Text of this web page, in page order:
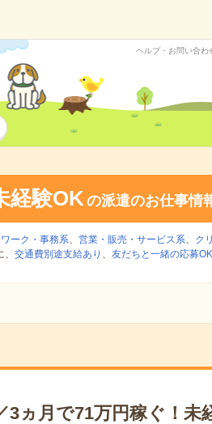
ヘルプ・お問い合わ
経験OKの派遣のお仕事情
ーク・事務系、 営業・販売・サービス系、 ク
交通費別途支給あり 、 友だちと一緒の応募OK
3ヵ月で71万円稼ぐ！未